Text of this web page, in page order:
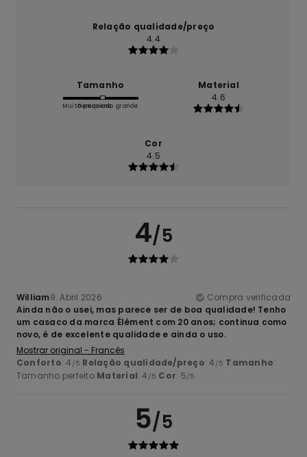
Relação qualidade/preço
4.4
Tamanho
Muito pequeno
Demasiado grande
Material
4.6
Cor
4.5
4/5
William9. Abril 2026
Compra verificada
Ainda não o usei, mas parece ser de boa qualidade! Tenho
um casaco da marca Élément com 20 anos; continua como
novo, é de excelente qualidade e ainda o uso.
Mostrar original - Francês
Conforto: 4 /5 Relação qualidade/preço: 4 /5 Tamanho:
Tamanho perfeito Material: 4 /5 Cor: 5/5
5/5